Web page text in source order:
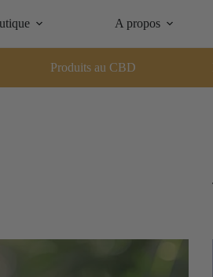
A propos
Produits au CBD